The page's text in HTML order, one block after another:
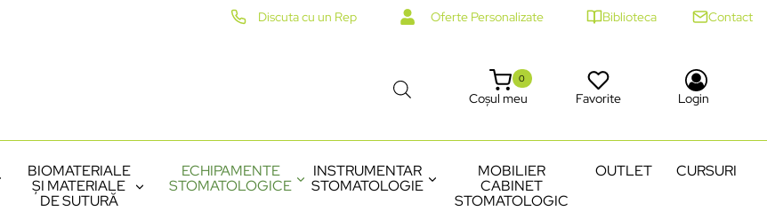
Discuta cu un Rep Oferte Personalizate Biblioteca Contact
Coșul meu
0
Favorite Login
BIOMATERIALE
ȘI MATERIALE
DE SUTURĂ
ECHIPAMENTE
STOMATOLOGICE
INSTRUMENTAR
STOMATOLOGIE
MOBILIER
CABINET
STOMATOLOGIC
OUTLET CURSURI